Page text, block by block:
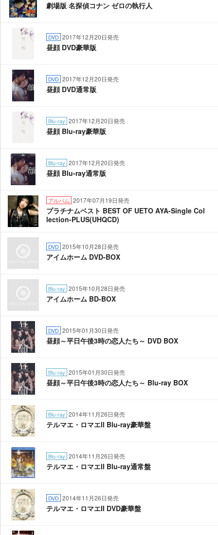
劇場版 名探偵コナン ゼロの執行人
DVD 2017年12月20日発売
昼顔 DVD豪華版
DVD 2017年12月20日発売
昼顔 DVD通常版
Blu-ray 2017年12月20日発売
昼顔 Blu-ray豪華版
Blu-ray 2017年12月20日発売
昼顔 Blu-ray通常版
アルバム 2017年07月19日発売
プラチナムベスト BEST OF UETO AYA-Single Col
lection-PLUS(UHQCD)
DVD 2015年10月28日発売
アイムホーム DVD-BOX
Blu-ray 2015年10月28日発売
アイムホーム BD-BOX
DVD 2015年01月30日発売
昼顔～平日午後3時の恋人たち～ DVD BOX
Blu-ray 2015年01月30日発売
昼顔～平日午後3時の恋人たち～ Blu-ray BOX
Blu-ray 2014年11月26日発売
テルマエ・ロマエⅡ Blu-ray豪華盤
Blu-ray 2014年11月26日発売
テルマエ・ロマエⅡ Blu-ray通常盤
DVD 2014年11月26日発売
テルマエ・ロマエII DVD豪華盤